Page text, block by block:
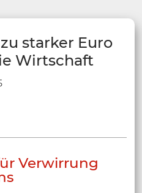
starker Euro
Wirtschaft
Verwirrung